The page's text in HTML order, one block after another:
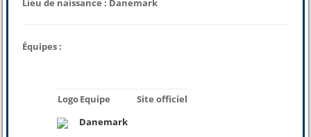
Lieu de naissance : Danemark
Équipes :
LogoEquipe
Site officiel
Danemark